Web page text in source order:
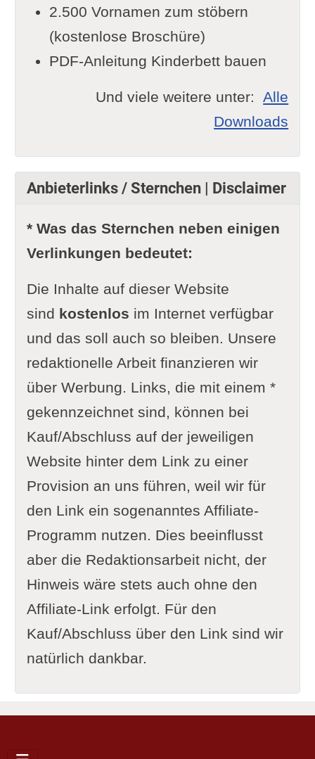
2.500 Vornamen zum stöbern
(kostenlose Broschüre)
PDF-Anleitung Kinderbett bauen
Und viele weitere unter:Alle
Downloads
Anbieterlinks / Sternchen | Disclaimer
* Was das Sternchen neben einigen
Verlinkungen bedeutet:
Die Inhalte auf dieser Website
sind kostenlos im Internet verfügbar
und das soll auch so bleiben. Unsere
redaktionelle Arbeit finanzieren wir
über Werbung. Links, die mit einem *
gekennzeichnet sind, können bei
Kauf/Abschluss auf der jeweiligen
Website hinter dem Link zu einer
Provision an uns führen, weil wir für
den Link ein sogenanntes Affiliate-
Programm nutzen. Dies beeinflusst
aber die Redaktionsarbeit nicht, der
Hinweis wäre stets auch ohne den
Affiliate-Link erfolgt. Für den
Kauf/Abschluss über den Link sind wir
natürlich dankbar.